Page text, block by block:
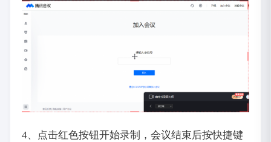
4、点击红色按钮开始录制，会议结束后按快捷键